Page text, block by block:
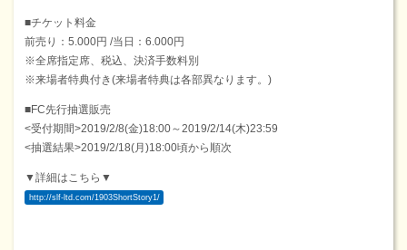
■チケット料金
前売り：5.000円 /当日：6.000円
※全席指定席、税込、決済手数料別
※来場者特典付き(来場者特典は各部異なります。)
■FC先行抽選販売
<受付期間>2019/2/8(金)18:00～2019/2/14(木)23:59
<抽選結果>2019/2/18(月)18:00頃から順次
▼詳細はこちら▼
http://slf-ltd.com/1903ShortStory1/